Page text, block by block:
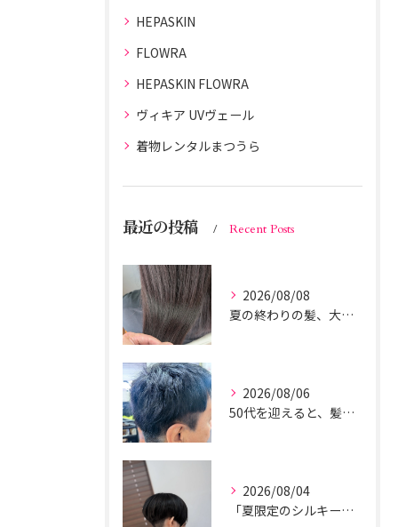
HEPASKIN
FLOWRA
HEPASKIN FLOWRA
ヴィキア UVヴェール
着物レンタルまつうら
最近の投稿 Recent Posts
2026/08/08
夏の終わりの髪、大丈夫？
2026/08/06
50代を迎えると、髪の悩みとして
2026/08/04
「夏限定のシルキーマッシュツーブロック」の完成形です。